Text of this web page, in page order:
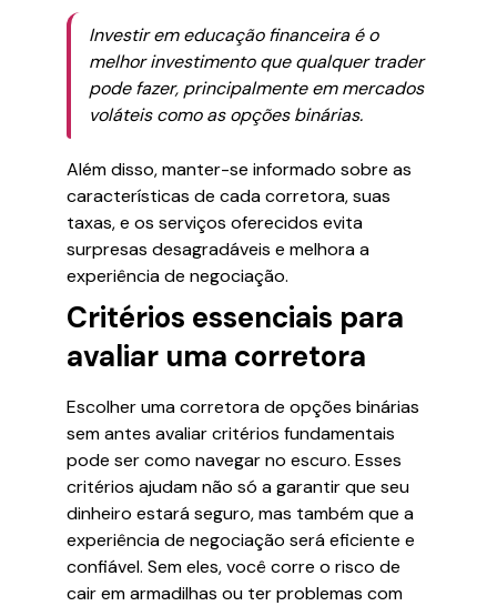
Investir em educação financeira é o
melhor investimento que qualquer trader
pode fazer, principalmente em mercados
voláteis como as opções binárias.
Além disso, manter-se informado sobre as
características de cada corretora, suas
taxas, e os serviços oferecidos evita
surpresas desagradáveis e melhora a
experiência de negociação.
Critérios essenciais para
avaliar uma corretora
Escolher uma corretora de opções binárias
sem antes avaliar critérios fundamentais
pode ser como navegar no escuro. Esses
critérios ajudam não só a garantir que seu
dinheiro estará seguro, mas também que a
experiência de negociação será eficiente e
confiável. Sem eles, você corre o risco de
cair em armadilhas ou ter problemas com